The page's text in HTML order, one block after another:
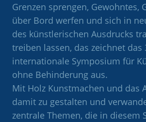
Grenzen sprengen, Gewohntes,
über Bord werfen und sich in
des künstlerischen Ausdrucks
treiben lassen, das zeichnet das
internationale Symposium für
ohne Behinderung aus.
Mit Holz Kunstmachen und das
damit zu gestalten und
zentrale Themen, die in diesem